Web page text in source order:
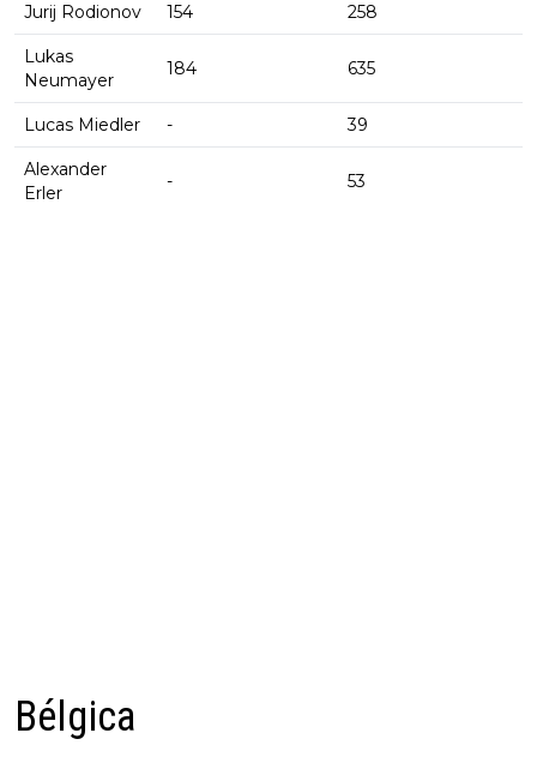
Jurij Rodionov 154 258
Lukas
Neumayer
184 635
Lucas Miedler - 39
Alexander
Erler
- 53
Bélgica